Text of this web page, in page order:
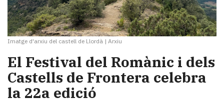
Imatge d'arxiu del castell de Llordà | Arxiu
El Festival del Romànic i dels
Castells de Frontera celebra
la 22a edició